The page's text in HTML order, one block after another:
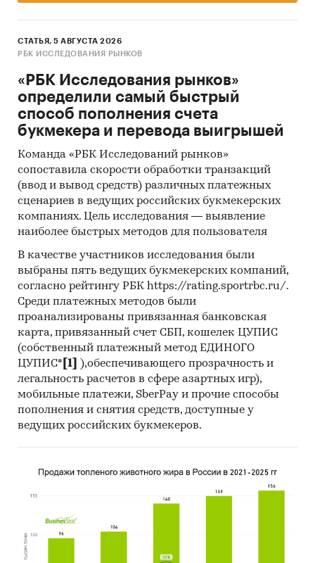
СТАТЬЯ, 5 АВГУСТА 2026
РБК ИССЛЕДОВАНИЯ РЫНКОВ
«РБК Исследования рынков»
определили самый быстрый
способ пополнения счета
букмекера и перевода выигрышей
Команда «РБК Исследований рынков»
сопоставила скорости обработки транзакций
(ввод и вывод средств) различных платежных
сценариев в ведущих российских букмекерских
компаниях. Цель исследования — выявление
наиболее быстрых методов для пользователя
В качестве участников исследования были
выбраны пять ведущих букмекерских компаний,
согласно рейтингу РБК https://rating.sportrbc.ru/.
Среди платежных методов были
проанализированы привязанная банковская
карта, привязанный счет СБП, кошелек ЦУПИС
(собственный платежный метод ЕДИНОГО
ЦУПИС* [1]
),обеспечивающего прозрачность и
легальность расчетов в сфере азартных игр),
мобильные платежи, SberPay и прочие способы
пополнения и снятия средств, доступные у
ведущих российских букмекеров.